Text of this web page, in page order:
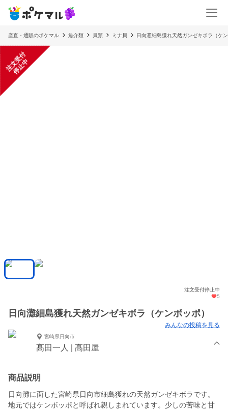
産直・通販のポケマル 魚介類 貝類 ミナ貝 日向灘細島獲れ天然ガンゼキボラ（ケ
注
文
受
付
停
止
中
注文受付停止中
5
日向灘細島獲れ天然ガンゼキボラ（ケンボッポ）
みんなの投稿を見る
宮崎県日向市
髙田一人 | 髙田屋
商品説明
日向灘に面した宮崎県日向市細島獲れの天然ガンゼキボラです。
地元ではケンボッポと呼ばれ親しまれています。少しの苦味と甘